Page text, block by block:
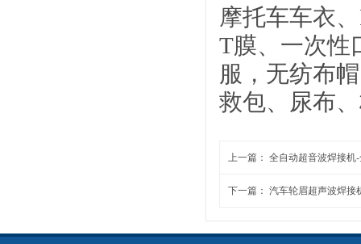
摩托车车衣
T膜、一次性
服，无纺布
救包、尿布
上一篇： 全自动超音波焊接机
下一篇： 汽车轮眉超声波焊接